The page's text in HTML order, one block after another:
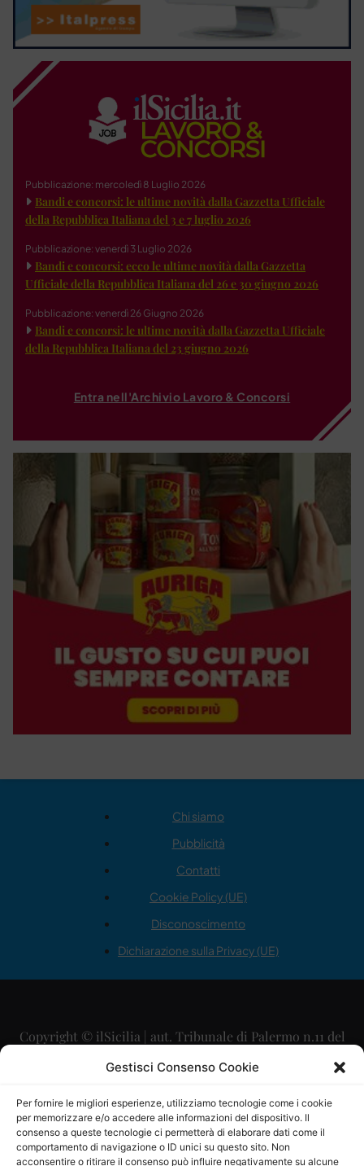
Gestisci Consenso Cookie
Per fornire le migliori esperienze, utilizziamo tecnologie come i cookie
per memorizzare e/o accedere alle informazioni del dispositivo. Il
consenso a queste tecnologie ci permetterà di elaborare dati come il
comportamento di navigazione o ID unici su questo sito. Non
acconsentire o ritirare il consenso può influire negativamente su alcune
Pubblicazione: mercoledì 8 Luglio 2026
Bandi e concorsi: le ultime novità dalla Gazzetta Ufficiale
della Repubblica Italiana del 3 e 7 luglio 2026
Pubblicazione: venerdì 3 Luglio 2026
Bandi e concorsi: ecco le ultime novità dalla Gazzetta
Ufficiale della Repubblica Italiana del 26 e 30 giugno 2026
Pubblicazione: venerdì 26 Giugno 2026
Bandi e concorsi: le ultime novità dalla Gazzetta Ufficiale
della Repubblica Italiana del 23 giugno 2026
Entra nell'Archivio Lavoro & Concorsi
Chi siamo
Pubblicità
Contatti
Cookie Policy (UE)
Disconoscimento
Dichiarazione sulla Privacy (UE)
Copyright © ilSicilia | aut. Tribunale di Palermo n.11 del
29/09/2015
Direttore Editoriale: Maurizio Scaglione